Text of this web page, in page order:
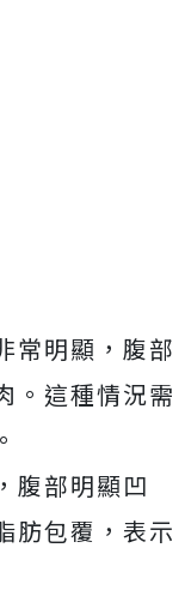
常明顯，腹部
。這種情況需
腹部明顯凹
肪包覆，表示